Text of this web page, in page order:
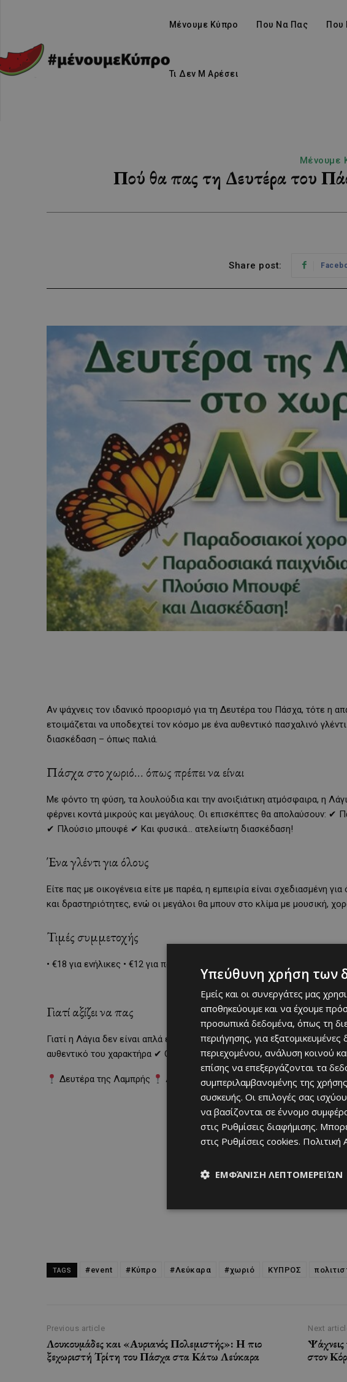
Μένουμε Κύπρο Που Να Πας Που
Τι Δεν Μ Αρέσει
Μένουμε
Πού θα πας τη Δευτέρα του
Share post:
Αν ψάχνεις τον ιδανικό προορισμό για τη Δευτέρα του Πάσχα, τότε η
ετοιμάζεται να υποδεχτεί τον κόσμο με ένα αυθεντικό πασχαλινό
διασκέδαση – όπως παλιά.
Πάσχα στο χωριό… όπως πρέπει να είναι
Με φόντο τη φύση, τα λουλούδια και την ανοιξιάτικη ατμόσφαιρα, η
φέρνει κοντά μικρούς και μεγάλους. Οι επισκέπτες θα απολαύσουν: ✔
✔ Πλούσιο μπουφέ ✔ Και φυσικά… ατελείωτη διασκέδαση!
Ένα γλέντι για όλους
Είτε πας με οικογένεια είτε με παρέα, η εμπειρία είναι σχεδιασμένη
και δραστηριότητες, ενώ οι μεγάλοι θα μπουν στο κλίμα με μουσική,
Τιμές συμμετοχής
• €18 για ενήλικες • €12 για παιδιά 5–12 ετών Μια προσιτή επιλογή για
Γιατί αξίζει να πας
Γιατί η Λάγια δεν είναι απλά ένας προορισμός — είναι μια επιστροφή
αυθεντικό του χαρακτήρα ✔ Οι άνθρωποι γίνονται μια μεγάλη παρέα ✔
Δευτέρα της Λαμπρής Λάγια Κοπιάστε!
TAGS #event #Κύπρο #Λεύκαρα #χωριό ΚΥΠΡΟΣ
Previous article
Λουκουμάδες και «Αυριανός Πολεμιστής»: Η πιο
ξεχωριστή Τρίτη του Πάσχα στα Κάτω Λεύκαρα
Next
στον
Υπεύθυνη χρήση των
Εμείς και οι συνεργάτες μας
αποθηκεύουμε και να έχουμε
προσωπικά δεδομένα, όπως τη
περιήγησης, για
περιεχομένου, ανάλυση κοινού
επίσης να επεξεργάζονται τα
συμπεριλαμβανομένης της
συσκευής. Οι επιλογές σας
να βασίζονται σε έννομο
στις Ρυθμίσεις διαφήμισης.
στις Ρυθμίσεις cookies. Πολιτική
ΕΜΦΆΝΙΣΗ ΛΕΠΤΟΜΕΡΕΙΏΝ